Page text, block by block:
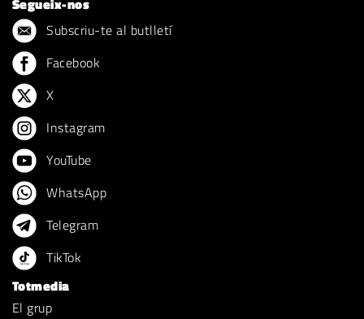
Segueix-nos
Subscriu-te al butlletí
Facebook
X
Instagram
YouTube
WhatsApp
Telegram
TikTok
Totmedia
El grup